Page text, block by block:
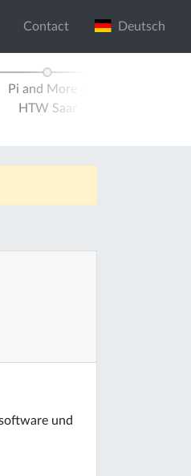
Contact Deutsch
Pi and More 6
HTW Saar
und